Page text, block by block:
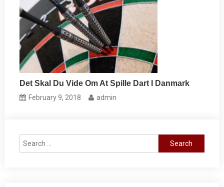
Det Skal Du Vide Om At Spille Dart I Danmark
February 9, 2018 admin
Search
for: